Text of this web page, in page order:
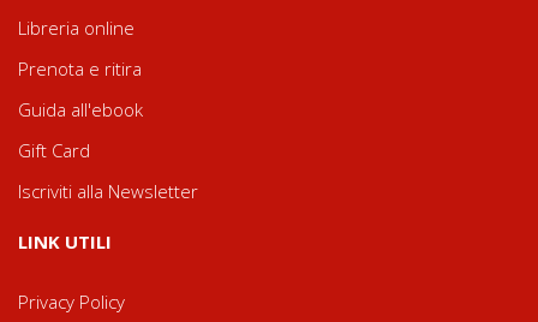
Libreria online
Prenota e ritira
Guida all'ebook
Gift Card
Iscriviti alla Newsletter
LINK UTILI
Privacy Policy